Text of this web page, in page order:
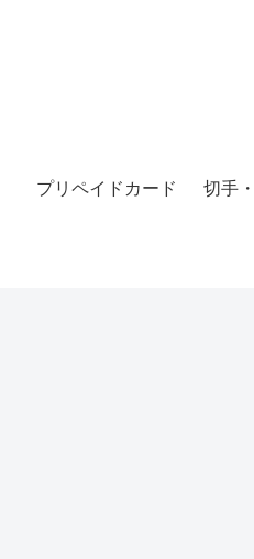
プリペイドカード